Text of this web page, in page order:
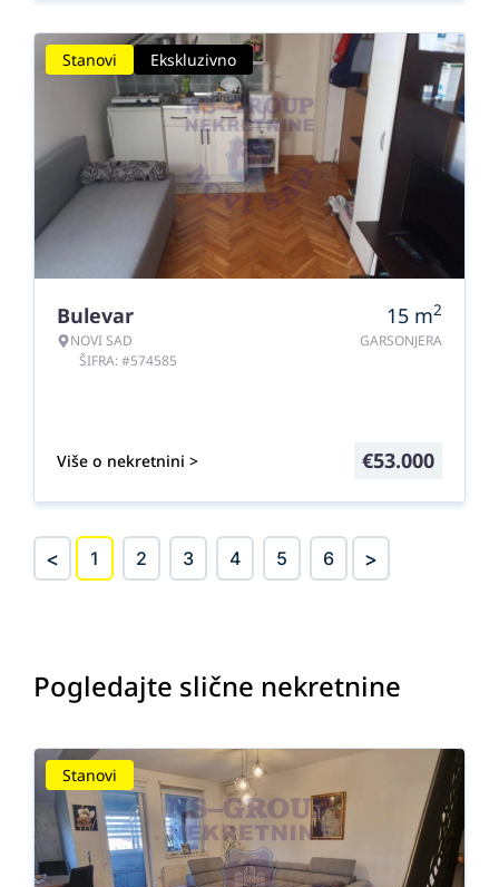
Stanovi Ekskluzivno
Bulevar
NOVI SAD
ŠIFRA: #574585
15 m2
GARSONJERA
Više o nekretnini > €53.000
< 1 2 3 4 5 6 >
Pogledajte slične nekretnine
Stanovi